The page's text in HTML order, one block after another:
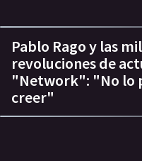
Pablo Rago y las mil
revoluciones de
"Network": "No lo
creer"